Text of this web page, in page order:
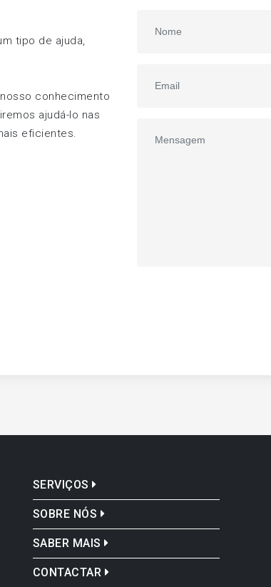
tipo de ajuda,
conhecimento
ajudá-lo nas
eficientes.
SERVIÇOS
SOBRE NÓS
SABER MAIS
CONTACTAR